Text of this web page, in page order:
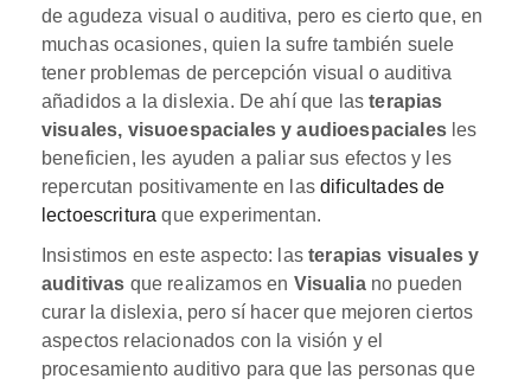
de agudeza visual o auditiva, pero es cierto que, en
muchas ocasiones, quien la sufre también suele
tener problemas de percepción visual o auditiva
añadidos a la dislexia. De ahí que lasterapias
visuales, visuoespaciales y audioespacialesles
beneficien, les ayuden a paliar sus efectos y les
repercutan positivamente en lasdificultades de
lectoescritura que experimentan.
Insistimos en este aspecto: lasterapias visuales y
auditivas que realizamos en Visualia no pueden
curar la dislexia, pero sí hacer que mejoren ciertos
aspectos relacionados con la visión y el
procesamiento auditivo para que las personas que